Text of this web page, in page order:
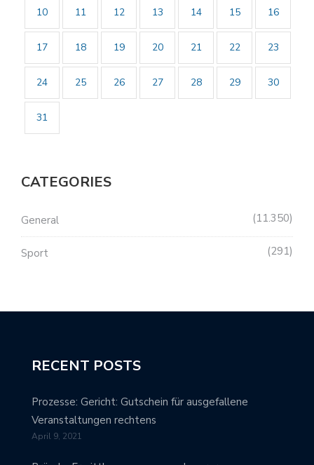
10 11 12 13 14 15 16
17 18 19 20 21 22 23
24 25 26 27 28 29 30
31
CATEGORIES
General 11.350
Sport 291
RECENT POSTS
Prozesse: Gericht: Gutschein für ausgefallene
Veranstaltungen rechtens
April 9, 2021